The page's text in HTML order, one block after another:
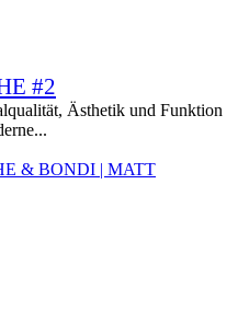
#2
Ästhetik und Funktion